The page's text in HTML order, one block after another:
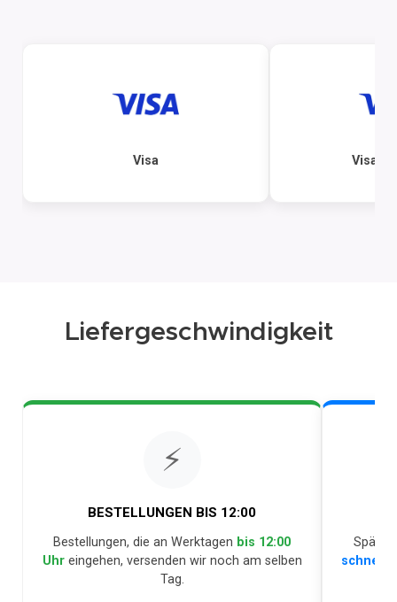
Visa Visa
Liefergeschwindigkeit
⚡
BESTELLUNGEN BIS 12:00
Bestellungen, die an Werktagen bis 12:00
Uhreingehen, versenden wir noch am selben
Tag.
Später